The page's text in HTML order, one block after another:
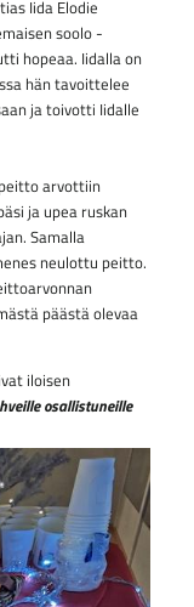
Iida Elodie
soolo -
hopeaa. Iidalla on
hän tavoittelee
ja toivotti Iidalle
arvottiin
ja upea ruskan
Samalla
neulottu peitto.
päästä olevaa
iloisen
osallistuneille